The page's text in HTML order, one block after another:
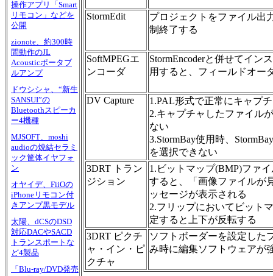
操作アプリ「Smart
リモコン」などを
公開
zionote、約300時
間動作のJL
Acousticポータブ
ルアンプ
ドウシシャ、“新生
SANSUI”の
Bluetoothスピーカ
ー4機種
MJSOFT、moshi
audioの焼結セラミ
ック筐体イヤフォ
ン
オヤイデ、FiiOの
iPhoneリモコン付
きアンプ黒モデル
太陽、dCSのDSD
対応DACやSACD
トランスポートな
ど4製品
「Blu-ray/DVD発売
StormEdit
プロジェクトをファイル出
制終了する
SoftMPEGエ
ンコーダ
StormEncoderと併せてイン
用すると、フィールドオー
DV Capture
1.PAL形式で正常にキャプ
2.キャプチャしたファイル
ない
3.StormBay使用時、
を選択できない
3DRT トラン
ジション
1.ビットマップ(BMP)ファ
すると、「画像ファイルが
ッセージが表示される
2.フリップにおいてビット
定すると上下が反転する
3DRT ピクチ
ャ・イン・ピ
クチャ
ソフトボーダーを設定した
み時に編集ソフトウェアが